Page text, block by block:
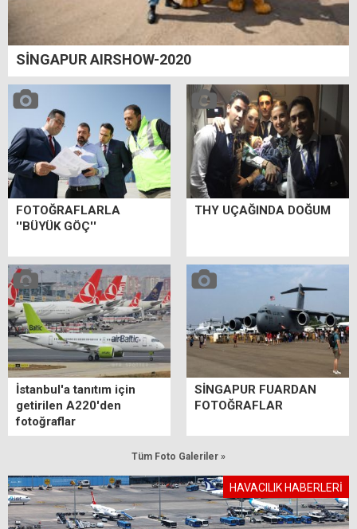
SİNGAPUR AIRSHOW-2020
FOTOĞRAFLARLA
''BÜYÜK GÖÇ''
THY UÇAĞINDA DOĞUM
İstanbul'a tanıtım için
getirilen A220'den
fotoğraflar
SİNGAPUR FUARDAN
FOTOĞRAFLAR
Tüm Foto Galeriler »
HAVACILIK HABERLERİ